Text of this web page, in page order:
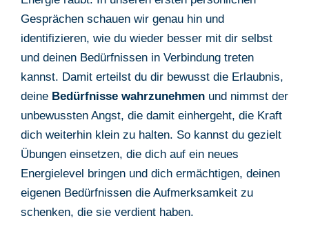
Gesprächen schauen wir genau hin und
identifizieren, wie du wieder besser mit dir selbst
und deinen Bedürfnissen in Verbindung treten
kannst. Damit erteilst du dir bewusst die Erlaubnis,
deine Bedürfnisse wahrzunehmen und nimmst der
unbewussten Angst, die damit einhergeht, die Kraft
dich weiterhin klein zu halten. So kannst du gezielt
Übungen einsetzen, die dich auf ein neues
Energielevel bringen und dich ermächtigen, deinen
eigenen Bedürfnissen die Aufmerksamkeit zu
schenken, die sie verdient haben.